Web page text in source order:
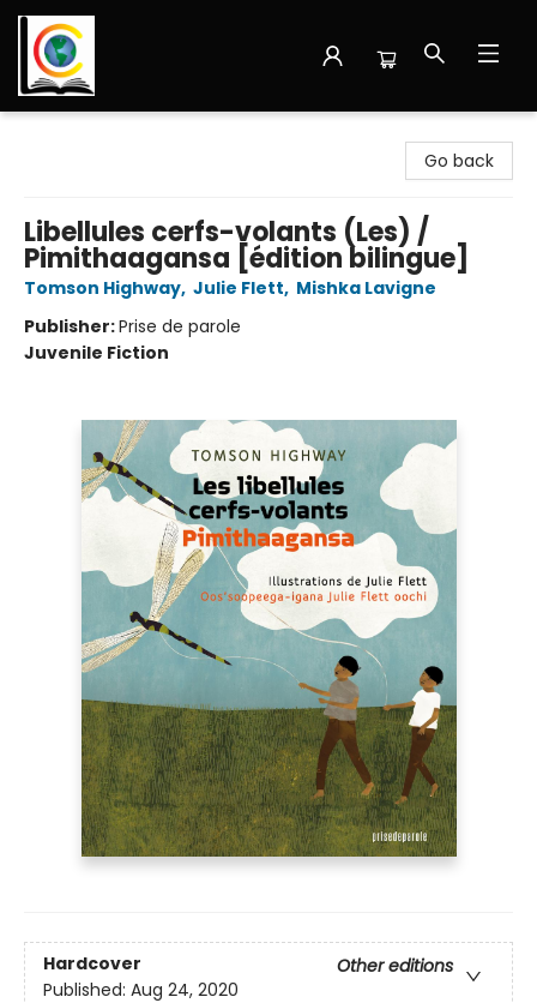
Go back
Libellules cerfs-volants (Les) /
Pimithaagansa [édition bilingue]
Tomson Highway, Julie Flett, Mishka Lavigne
Publisher:Prise de parole
Juvenile Fiction
Hardcover
Other editions
Published: Aug 24, 2020